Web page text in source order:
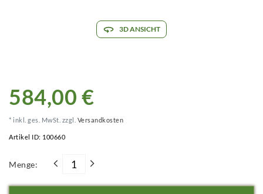
3D ANSICHT
584,00 €
* inkl. ges. MwSt. zzgl. Versandkosten
Artikel ID: 100660
Menge: